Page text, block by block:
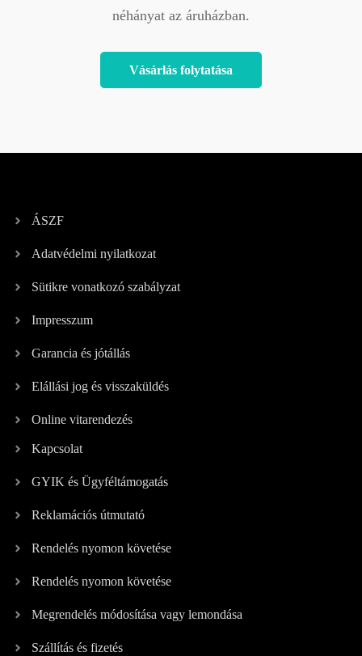
néhányat az áruházban.
Vásárlás folytatása
ÁSZF
Adatvédelmi nyilatkozat
Sütikre vonatkozó szabályzat
Impresszum
Garancia és jótállás
Elállási jog és visszaküldés
Online vitarendezés
Kapcsolat
GYIK és Ügyféltámogatás
Reklamációs útmutató
Rendelés nyomon követése
Rendelés nyomon követése
Megrendelés módosítása vagy lemondása
Szállítás és fizetés